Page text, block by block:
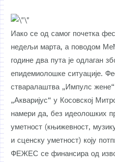
Иако се од самог почетка
недељи марта, а поводом
године два пута је одлаган
епидемиолошке ситуације.
стваралаштва „Импулс
„Акваријус“ у Косовској
намери да, без идеолошких
уметност (књижевност,
и сценску уметност) коју
ФЕЖЕС се финансира од